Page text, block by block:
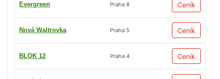
Evergreen Praha 8 Ceník
Nová Waltrovka Praha 5 Ceník
BLOK 12 Praha 4 Ceník